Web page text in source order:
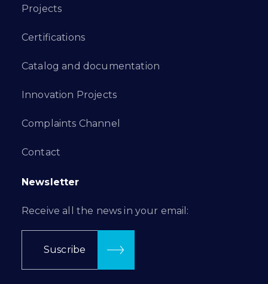
Projects
Certifications
Catalog and documentation
Innovation Projects
Complaints Channel
Contact
Newsletter
Receive all the news in your email:
Suscribe